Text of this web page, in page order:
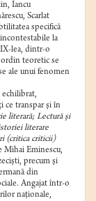
Iancu
Scarlat
specifică
la
lea, dintr-o
teoretic se
ale unui fenomen
echilibrat,
ce transpar şi în
literară; Lectură şi
literare
(critica criticii)
Mihai Eminescu,
precum şi
din
Angajat într-o
naţionale,